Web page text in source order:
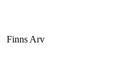
Finns Arv